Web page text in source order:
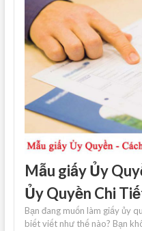
Mẫu giấy Ủy
Ủy Quyền Chi
Bạn đang muốn làm giấy ủy
biết viết như thế nào? Bạn